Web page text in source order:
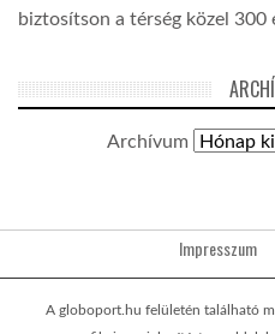
biztosítson a térség közel 300
Archívum
Impresszum
A globoport.hu felületén található